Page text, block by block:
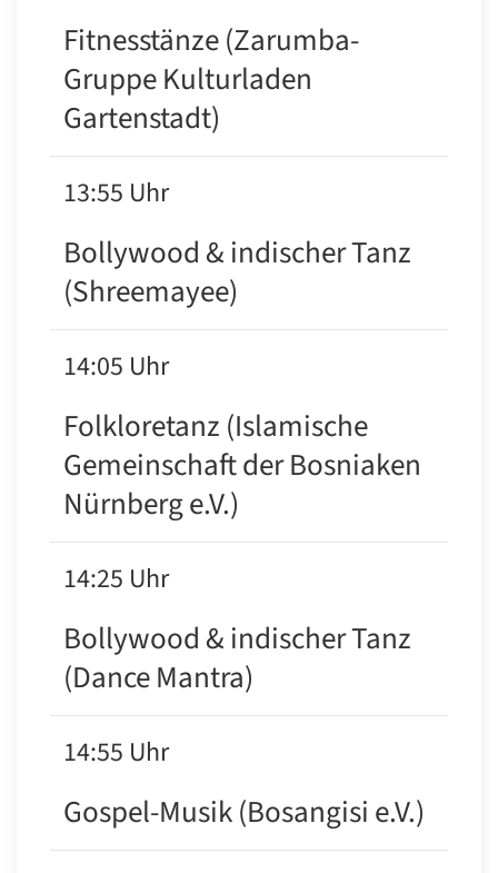
Fitnesstänze (Zarumba-
Gruppe Kulturladen
Gartenstadt)
13:55 Uhr
Bollywood & indischer Tanz
(Shreemayee)
14:05 Uhr
Folkloretanz (Islamische
Gemeinschaft der Bosniaken
Nürnberg e.V.)
14:25 Uhr
Bollywood & indischer Tanz
(Dance Mantra)
14:55 Uhr
Gospel-Musik (Bosangisi e.V.)